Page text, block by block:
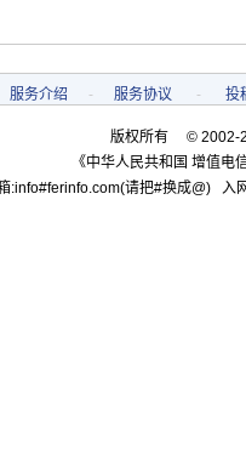
服务介绍 - 服务协议 - 投
版权所有 © 2002-
《中华人民共和国 增值电
:info#ferinfo.com(请把#换成@)